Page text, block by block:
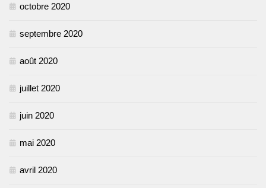
octobre 2020
septembre 2020
août 2020
juillet 2020
juin 2020
mai 2020
avril 2020